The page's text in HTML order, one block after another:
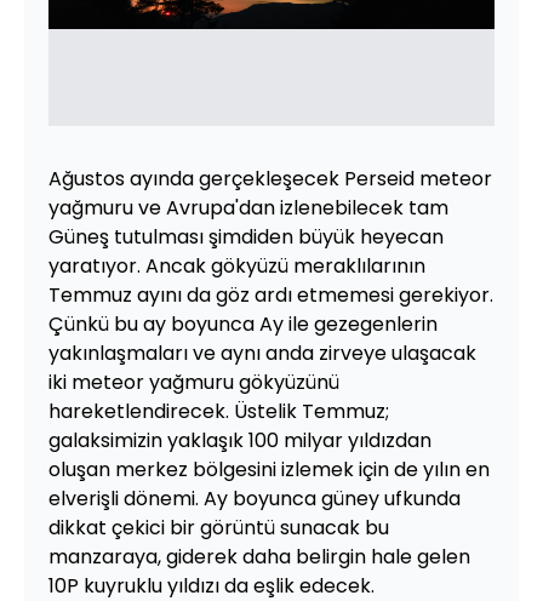
Ağustos ayında gerçekleşecek Perseid meteor
yağmuru ve Avrupa'dan izlenebilecek tam
Güneş tutulması şimdiden büyük heyecan
yaratıyor. Ancak gökyüzü meraklılarının
Temmuz ayını da göz ardı etmemesi gerekiyor.
Çünkü bu ay boyunca Ay ile gezegenlerin
yakınlaşmaları ve aynı anda zirveye ulaşacak
iki meteor yağmuru gökyüzünü
hareketlendirecek. Üstelik Temmuz;
galaksimizin yaklaşık 100 milyar yıldızdan
oluşan merkez bölgesini izlemek için de yılın en
elverişli dönemi. Ay boyunca güney ufkunda
dikkat çekici bir görüntü sunacak bu
manzaraya, giderek daha belirgin hale gelen
10P kuyruklu yıldızı da eşlik edecek.